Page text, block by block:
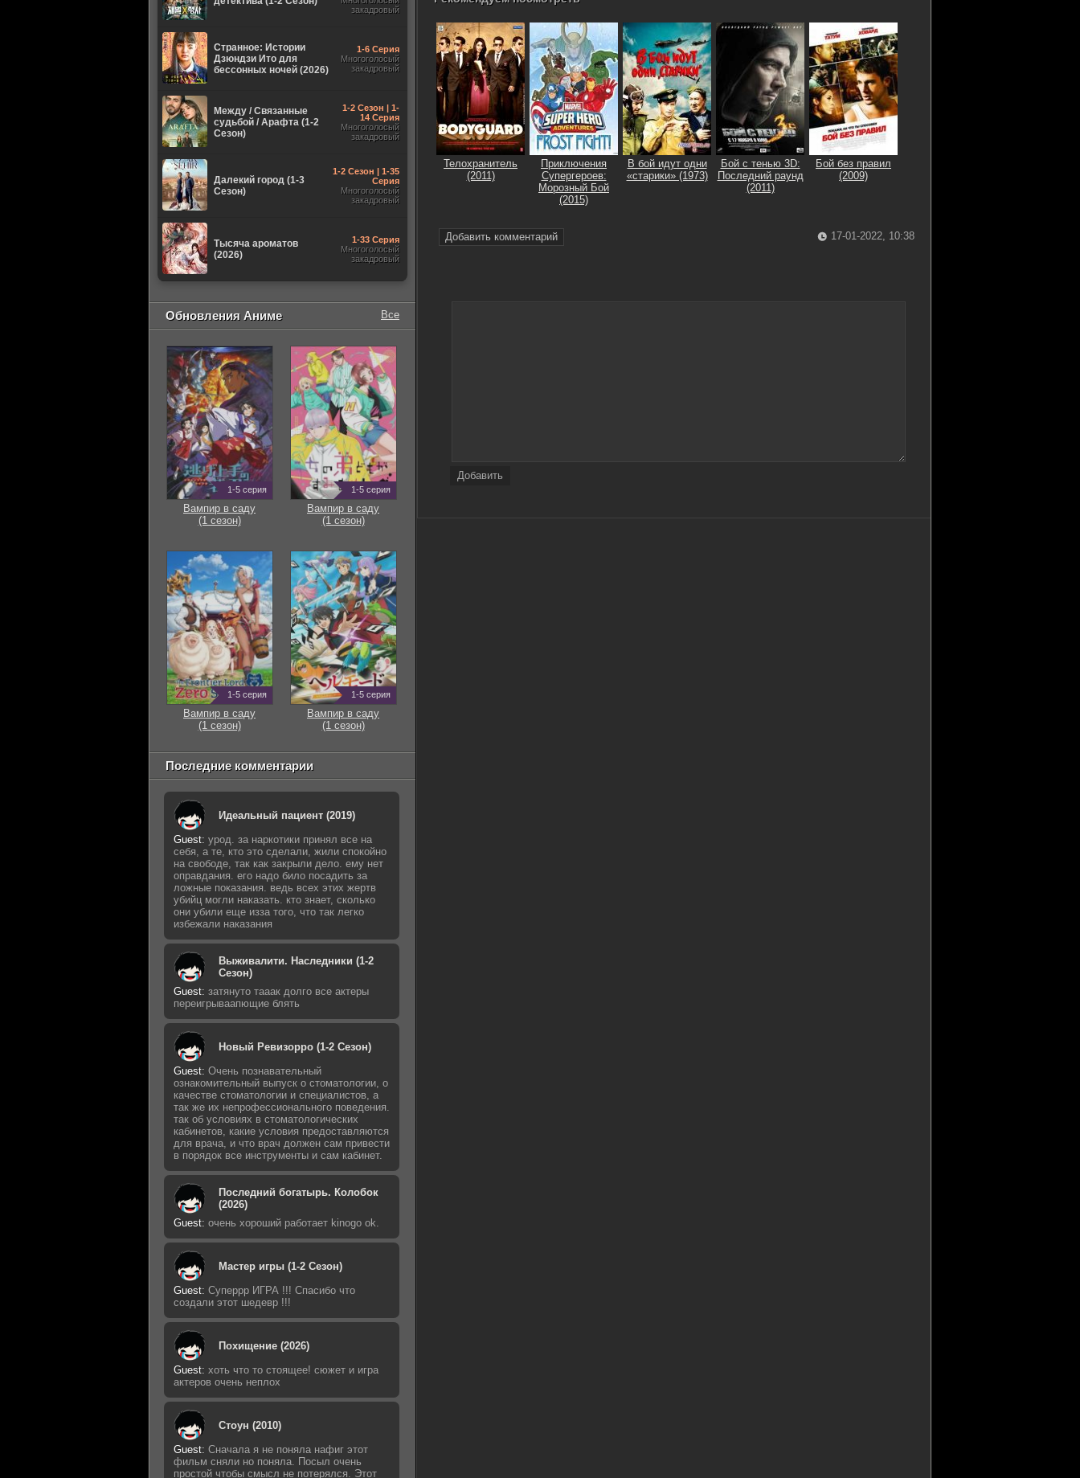
Телохранитель
(2011)
Приключения
Супергероев:
Морозный Бой
(2015)
В бой идут одни
«старики» (1973)
Бой с тенью 3D:
Последний раунд
(2011)
Бой без правил
(2009)
Добавить комментарий 17-01-2022, 10:38
Добавить
закадровый
Странное: Истории
Дзюндзи Ито для
бессонных ночей (2026)
1-6 Серия
Многоголосый
закадровый
Между / Связанные
судьбой / Арафта (1-2
Сезон)
1-2 Сезон | 1-
14 Серия
Многоголосый
закадровый
Далекий город (1-3
Сезон)
1-2 Сезон | 1-35
Серия
Многоголосый
закадровый
Тысяча ароматов
(2026)
1-33 Серия
Многоголосый
закадровый
Обновления Аниме Все
1-5 серия
Вампир в саду
(1 сезон)
1-5 серия
Вампир в саду
(1 сезон)
1-5 серия
Вампир в саду
(1 сезон)
1-5 серия
Вампир в саду
(1 сезон)
Последние комментарии
Идеальный пациент (2019)
Guest: урод. за наркотики принял все на
себя, а те, кто это сделали, жили спокойно
на свободе, так как закрыли дело. ему нет
оправдания. его надо било посадить за
ложные показания. ведь всех этих жертв
убийц могли наказать. кто знает, сколько
они убили еще изза того, что так легко
избежали наказания
Выживалити. Наследники (1-2
Сезон)
Guest: затянуто тааак долго все актеры
переигрываапющие блять
Новый Ревизорро (1-2 Сезон)
Guest: Очень познавательный
ознакомительный выпуск о стоматологии, о
качестве стоматологии и специалистов, а
так же их непрофессионального поведения.
так об условиях в стоматологических
кабинетов, какие условия предоставляются
для врача, и что врач должен сам привести
в порядок все инструменты и сам кабинет.
Последний богатырь. Колобок
(2026)
Guest: очень хороший работает kinogo ok.
Мастер игры (1-2 Сезон)
Guest: Суперрр ИГРА !!! Спасибо что
создали этот шедевр !!!
Похищение (2026)
Guest: хоть что то стоящее! сюжет и игра
актеров очень неплох
Стоун (2010)
Guest: Сначала я не поняла нафиг этот
фильм сняли но поняла. Посыл очень
простой чтобы смысл не потерялся. Этот